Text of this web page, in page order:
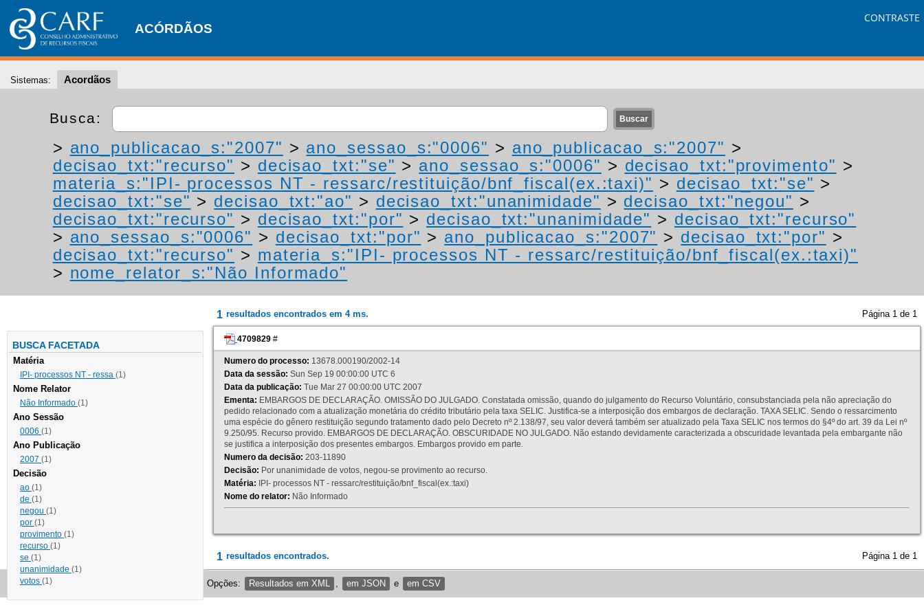
ACÓRDÃOS
CONTRASTE
Sistemas: Acordãos
Busca:
> ano_publicacao_s:"2007" > ano_sessao_s:"0006" > ano_publicacao_s:"2007" >
decisao_txt:"recurso" > decisao_txt:"se" > ano_sessao_s:"0006" > decisao_txt:"provimento" >
materia_s:"IPI- processos NT - ressarc/restituição/bnf_fiscal(ex.:taxi)" > decisao_txt:"se" >
decisao_txt:"se" > decisao_txt:"ao" > decisao_txt:"unanimidade" > decisao_txt:"negou" >
decisao_txt:"recurso" > decisao_txt:"por" > decisao_txt:"unanimidade" > decisao_txt:"recurso"
> ano_sessao_s:"0006" > decisao_txt:"por" > ano_publicacao_s:"2007" > decisao_txt:"por" >
decisao_txt:"recurso" > materia_s:"IPI- processos NT - ressarc/restituição/bnf_fiscal(ex.:taxi)"
> nome_relator_s:"Não Informado"
BUSCA FACETADA
Matéria
IPI- processos NT - ressa (1)
Nome Relator
Não Informado (1)
Ano Sessão
0006 (1)
Ano Publicação
2007 (1)
Decisão
ao (1)
de (1)
negou (1)
por (1)
provimento (1)
recurso (1)
se (1)
unanimidade (1)
votos (1)
1 resultados encontrados em 4 ms. Página 1 de 1
4709829 #
Numero do processo: 13678.000190/2002-14
Data da sessão: Sun Sep 19 00:00:00 UTC 6
Data da publicação: Tue Mar 27 00:00:00 UTC 2007
Ementa: EMBARGOS DE DECLARAÇÃO. OMISSÃO DO JULGADO. Constatada omissão, quando do julgamento do Recurso Voluntário, consubstanciada pela não apreciação do
pedido relacionado com a atualização monetária do crédito tributário pela taxa SELIC. Justifica-se a interposição dos embargos de declaração. TAXA SELIC. Sendo o ressarcimento
uma espécie do gênero restituição segundo tratamento dado pelo Decreto nº 2.138/97, seu valor deverá também ser atualizado pela Taxa SELIC nos termos do §4º do art. 39 da Lei nº
9.250/95. Recurso provido. EMBARGOS DE DECLARAÇÃO. OBSCURIDADE NO JULGADO. Não estando devidamente caracterizada a obscuridade levantada pela embargante não
se justifica a interposição dos presentes embargos. Embargos provido em parte.
Numero da decisão: 203-11890
Decisão: Por unanimidade de votos, negou-se provimento ao recurso.
Matéria: IPI- processos NT - ressarc/restituição/bnf_fiscal(ex.:taxi)
Nome do relator: Não Informado
1 resultados encontrados. Página 1 de 1
Opções: Resultados em XML em JSON e em CSV